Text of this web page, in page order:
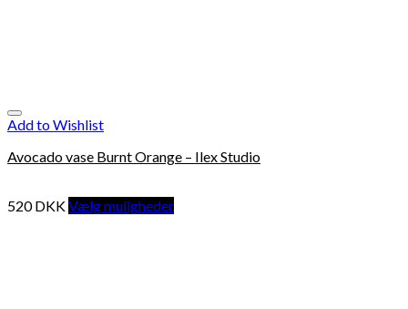
Add to Wishlist
Avocado vase Burnt Orange – Ilex Studio
520DKKVælg muligheder